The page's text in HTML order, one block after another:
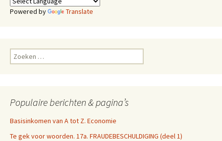
Powered by Translate
Zoeken
naar:
Populaire berichten & pagina’s
Basisinkomen van A tot Z. Economie
Te gek voor woorden. 17a. FRAUDEBESCHULDIGING (deel 1)